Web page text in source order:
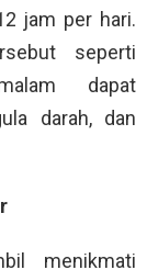
jam per hari.
seperti
dapat
darah, dan
menikmati